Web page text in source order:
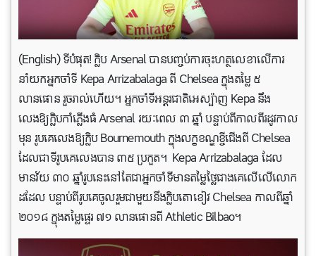
(English) ទីបំផុត! ក្លិប Arsenal បានបញ្ចប់ការចុះហត្ថលេខាលើការ
នាំយកអ្នកចាំទី Kepa Arrizabalaga ពី Chelsea ក្នុងតម្លៃ ៥
លានផោន រួចរាល់ហើយ។ អ្នកចាំទីអន្តរជាតិអេស្ប៉ាញ Kepa នឹង
លេងឱ្យក្លិបកាំភ្លើងធំ Arsenal រយៈពេល ៣ ឆ្នាំ បន្ទាប់ពីកាលពីរដូវកាល
មុន រូបគេលេងឱ្យក្លិប Bournemouth ក្នុងលក្ខខណ្ឌខ្ចីជើងពី Chelsea
ដែលជាទីរូបគេលេងបាន ៣៥ ប្រកួត។ Kepa Arrizabalaga ដែល
មានវ័យ ៣០ ឆ្នាំរូបនេះនៅតែជាអ្នកចាំទីមានតម្លៃថ្លៃជាងគេលើលើលោក
ដដែល បន្ទាប់ពីរូបគេចូលរួមជាមួយនឹងក្លិបតោខៀវ Chelsea កាលពីឆ្នាំ
២០១៨ ក្នុងតម្លៃផ្ទេរ ៧១ លានផោនពី Athletic Bilbao។